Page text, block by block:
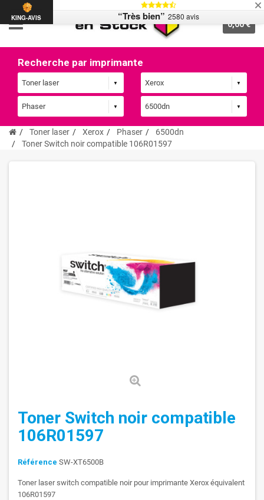
0,00 €
Recherche par imprimante
Toner laser Xerox Phaser
6500dn
Toner Switch noir compatible 106R01597
Toner Switch noir compatible
106R01597
Référence SW-XT6500B
Toner laser switch compatible noir pour imprimante Xerox équivalent
106R01597
KING-AVIS “Très bien” 2580 avis